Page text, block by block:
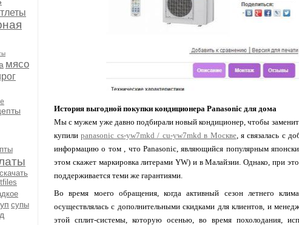
мясо
скачать
супы
История выгодной покупки кондиционера Panasonic для дома
Мы с мужем уже давно подбирали новый кондиционер, чтобы
купилиpanasonic cs-yw7mkd / cu-yw7mkd в Москве, я связалась с
информацию о том , что Panasonic, являющийся популярным
этом скажет маркировка литерами YW) и в Малайзии. Однако, при
поддерживается теми же гарантиями.
Во время моего обращения, когда активный сезон летнего
осуществлялась с дополнительными скидками для клиентов, и
этой сплит-системы, которую осенью, во время похолодания,